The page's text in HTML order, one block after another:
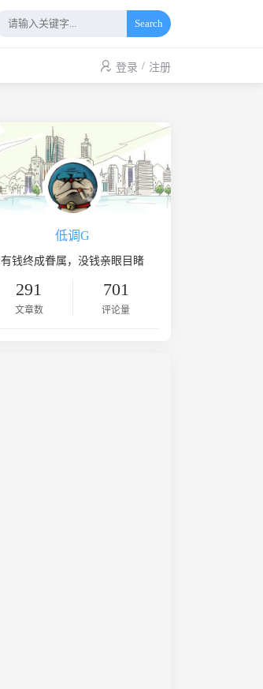
Search
登录 / 注册
低调G
有钱终成眷属，没钱亲眼目睹
291
文章数
701
评论量